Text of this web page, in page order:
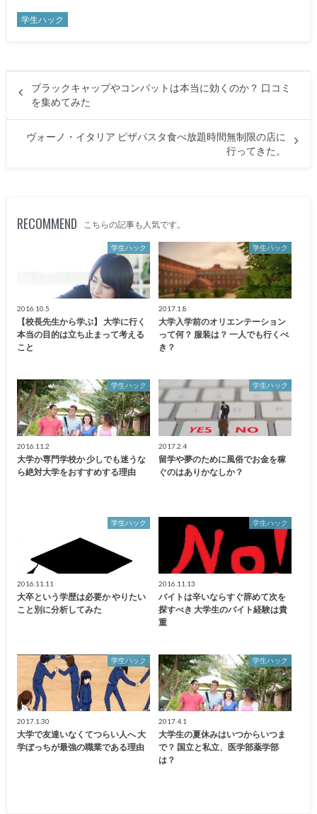
学生ハック
ブラックキャップやコンバットは本当に効くのか？ 口コミ
を集めてみた
ヴォーノ・イタリア ピザパスタ食べ放題時間無制限の店に
行ってきた。
RECOMMEND こちらの記事も人気です。
学生ハック
2016.10.5
【校長先生から学ぶ】 大学に行く
本当の目的は立ち止まって考える
こと
学生ハック
2017.1.8
大学入学前のオリエンテーション
って何？ 服装は？ 一人でも行くべ
き？
学生ハック
2016.11.2
大学か専門学校か 少しでも迷うな
ら絶対大学をおすすめする理由
学生ハック
2017.2.4
留学や夢のために風俗でお金を稼
ぐのはありかなしか？
学生ハック
2016.11.11
大卒という学歴は必要か やりたい
こと別に分析してみた
学生ハック
2016.11.13
バイトは辛いならすぐ辞めて次を
探すべき 大学生のバイト経験は貴
重
学生ハック
2017.1.30
大学で友達いなくてつらい人へ 大
学ぼっちが最強の職業である理由
学生ハック
2017.4.1
大学生の夏休みはいつからいつま
で？ 国立と私立、医学部薬学部
は？